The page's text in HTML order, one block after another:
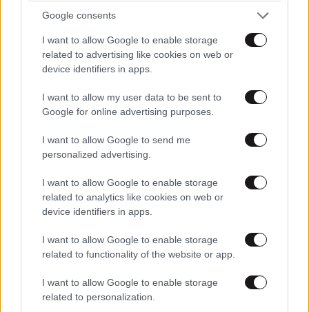
Google consents
I want to allow Google to enable storage
related to advertising like cookies on web or
device identifiers in apps.
I want to allow my user data to be sent to
Google for online advertising purposes.
I want to allow Google to send me
personalized advertising.
I want to allow Google to enable storage
related to analytics like cookies on web or
device identifiers in apps.
I want to allow Google to enable storage
related to functionality of the website or app.
I want to allow Google to enable storage
related to personalization.
ΠΡΟΣΘΕΣΤΕ ΤΟ ΣΧΟΛΙΟ ΣΑΣ
Xαρακτήρες: 0/1000
Διαβάστε και ακολουθήστε τους κανόνες σχολιασμού
ΠΡΟΣΘΗΚΗ